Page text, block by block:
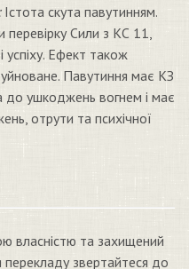
Істота скута павутинням.
перевірку Сили з КС 11,
успіху. Ефект також
Павутиння має КЗ
до ушкоджень вогнем і має
отрути та психічної
власністю та захищений
звертайтеся до